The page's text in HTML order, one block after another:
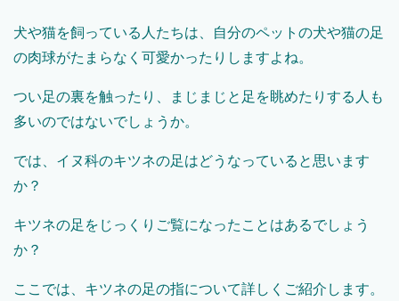
犬や猫を飼っている人たちは、自分のペットの犬や猫の足
の肉球がたまらなく可愛かったりしますよね。
つい足の裏を触ったり、まじまじと足を眺めたりする人も
多いのではないでしょうか。
では、イヌ科のキツネの足はどうなっていると思います
か？
キツネの足をじっくりご覧になったことはあるでしょう
か？
ここでは、キツネの足の指について詳しくご紹介します。